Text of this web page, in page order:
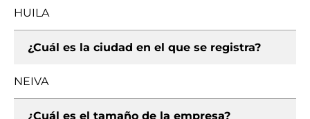
HUILA
¿Cuál es la ciudad en el que se registra?
NEIVA
¿Cuál es el tamaño de la empresa?